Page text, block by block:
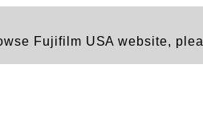
Fujifilm USA website,